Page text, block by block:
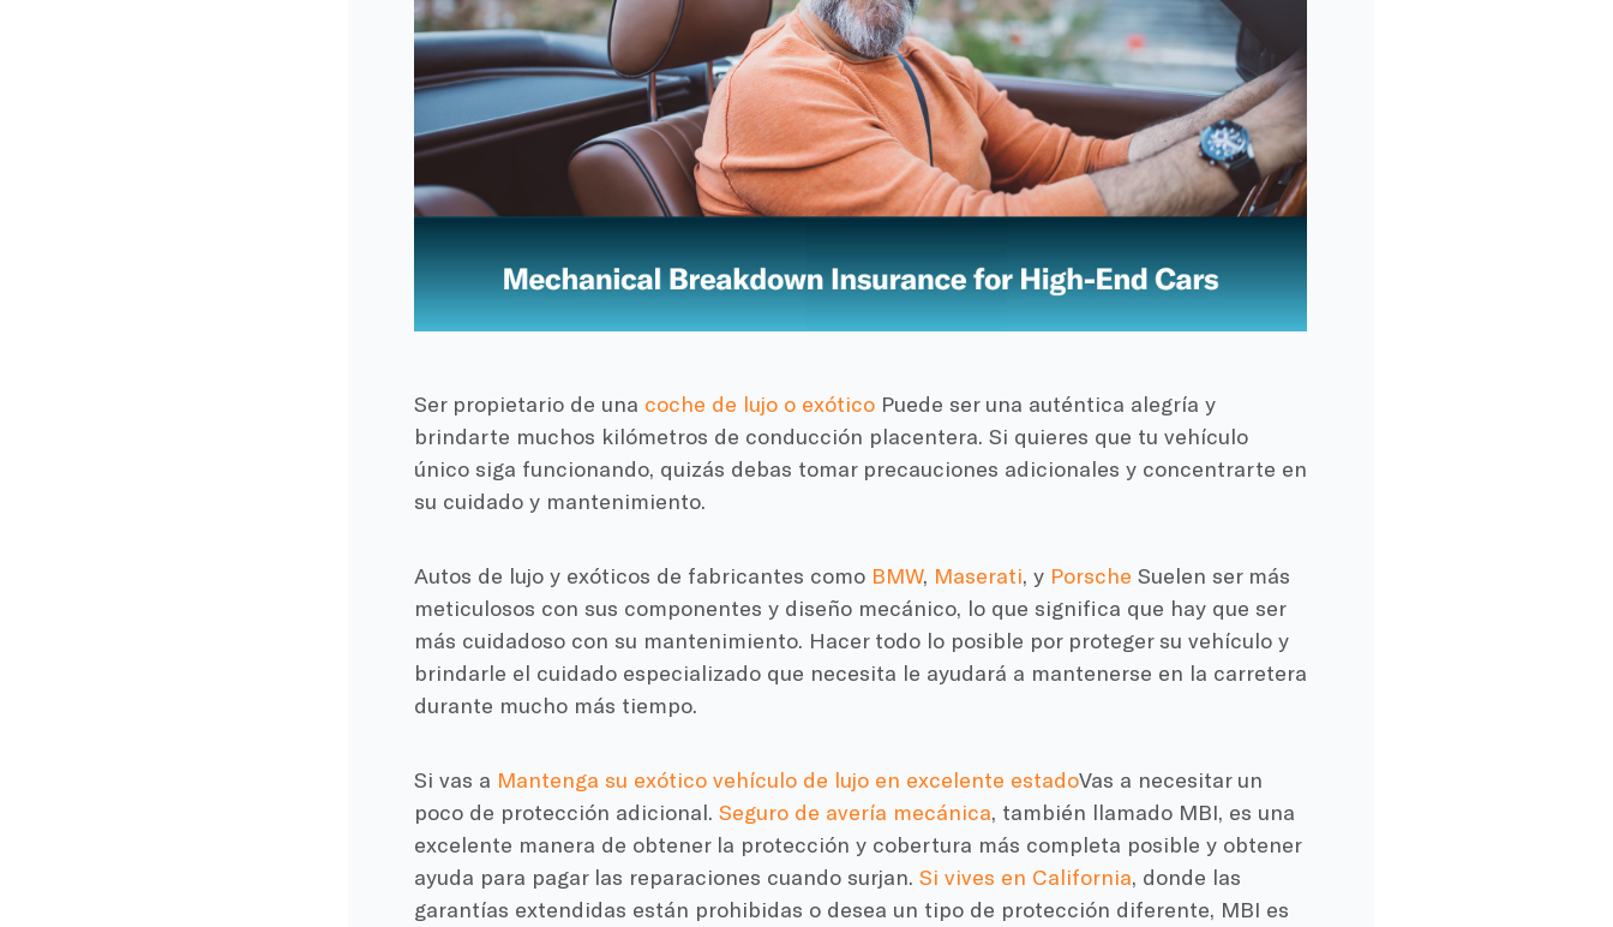
Ser propietario de una coche de lujo o exóticoPuede ser una auténtica alegría y
brindarte muchos kilómetros de conducción placentera. Si quieres que tu vehículo
único siga funcionando, quizás debas tomar precauciones adicionales y concentrarte en
su cuidado y mantenimiento.
Autos de lujo y exóticos de fabricantes como BMW, Maserati, y Porsche Suelen ser más
meticulosos con sus componentes y diseño mecánico, lo que significa que hay que ser
más cuidadoso con su mantenimiento. Hacer todo lo posible por proteger su vehículo y
brindarle el cuidado especializado que necesita le ayudará a mantenerse en la carretera
durante mucho más tiempo.
Si vas a Mantenga su exótico vehículo de lujo en excelente estadoVas a necesitar un
poco de protección adicional. Seguro de avería mecánica, también llamado MBI, es una
excelente manera de obtener la protección y cobertura más completa posible y obtener
ayuda para pagar las reparaciones cuando surjan. Si vives en California, donde las
garantías extendidas están prohibidas o desea un tipo de protección diferente, MBI es